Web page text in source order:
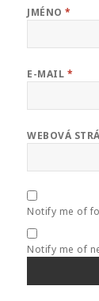
JMÉNO*
E-MAIL *
WEBOVÁ
Notify me of
Notify me of